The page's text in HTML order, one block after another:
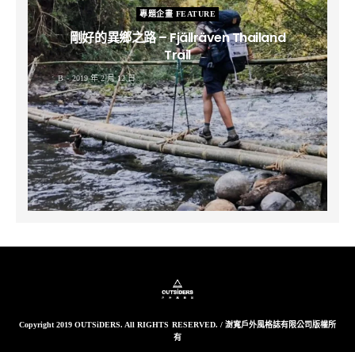
專題企畫 FEATURE
剛好的異鄉之路 – Fjällräven Thailand
Trail
B 2019 年 2 月 12 日
Copyright 2019 OUTSiDERS. All RIGHTS RESERVED. / 澍寬戶外風格誌有限公司版權所
有